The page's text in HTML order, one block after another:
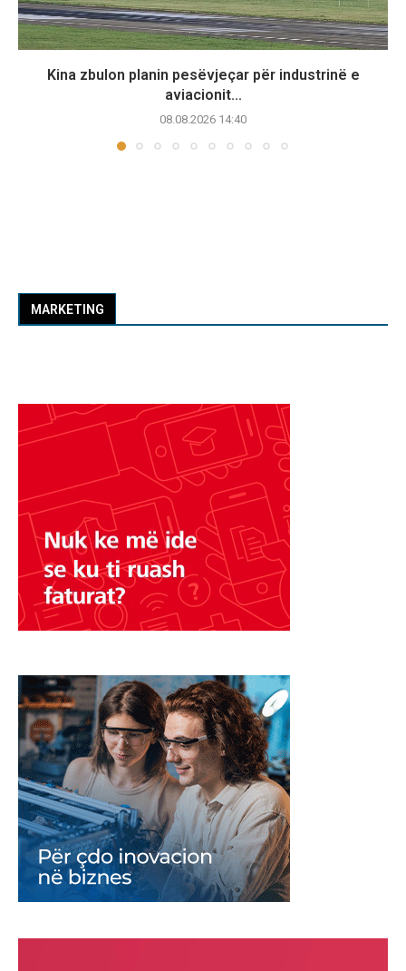
Kina zbulon planin pesëvjeçar për industrinë e
aviacionit...
08.08.2026 14:40
MARKETING